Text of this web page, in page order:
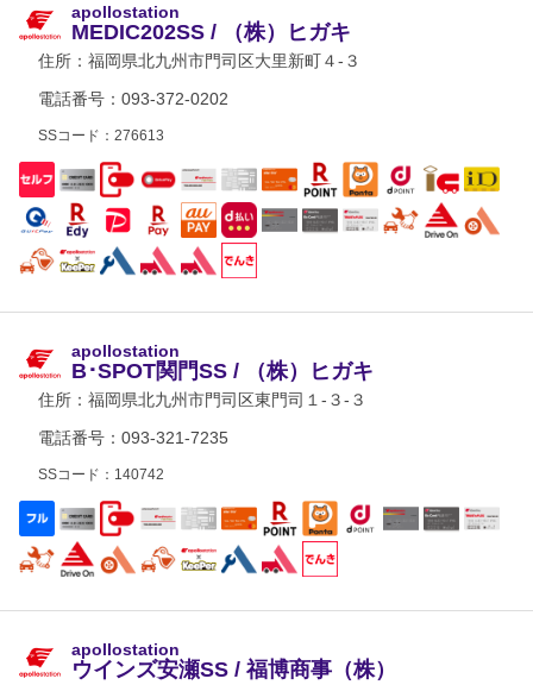
apollostation
MEDIC202SS / （株）ヒガキ
住所： 福岡県北九州市門司区大里新町４-３
電話番号：093-372-0202
SSコード：276613
apollostation
B･SPOT関門SS / （株）ヒガキ
住所： 福岡県北九州市門司区東門司１-３-３
電話番号：093-321-7235
SSコード：140742
apollostation
ウインズ安瀬SS / 福博商事（株）